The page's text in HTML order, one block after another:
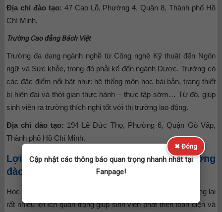
Địa chỉ đào tạo: 47 Cao Lỗ, Phường 4, Quận 8, Thành phố Hồ
Chí Minh.
Trường Cao đẳng Bách Việt
Trường đa dạng ngành nghề từ Công nghệ Kỹ thuật đến Ngôn
ngữ và Sức khỏe, trong đó phải kể đến ngành Dược. Trường có
các đặc điểm nổi bật như: hệ thống môn học bài bản, trang thiết
bị hiện đại và thời gian thực hành – thực tập sớm… Từ đó, giúp
sinh viên ra trường thích nghi tốt với thị trường lao động.
Địa chỉ đào tạo: 194 Lê Đức Thọ, Phường 6, Quận Gò Vấp,
Thành phố Hồ Chí Minh.
Lợi ích khi học Cao đẳng Dược tại trường
đào tạo chất lượng
Học Cao đẳng Dược tại một trường đào tạo chất lượng mang lại
rất nhiều lợi ích quan trọng giúp sinh viên phát triển toàn diện và
✖ Đóng
Cập nhật các thông báo quan trọng nhanh nhất tại
Fanpage!